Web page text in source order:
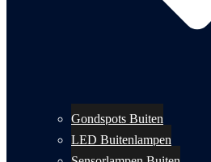
Gondspots Buiten
LED Buitenlampen